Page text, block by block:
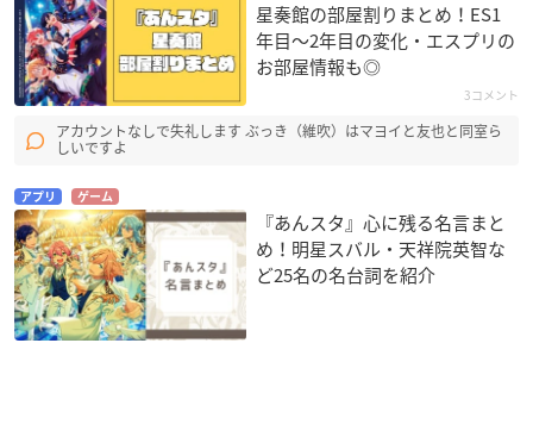
星奏館の部屋割りまとめ！ES1
年目〜2年目の変化・エスプリの
お部屋情報も◎
3コメント
アカウントなしで失礼します ぶっき（維吹）はマヨイと友也と同室ら
しいですよ
アプリ ゲーム
『あんスタ』心に残る名言まと
め！明星スバル・天祥院英智な
ど25名の名台詞を紹介